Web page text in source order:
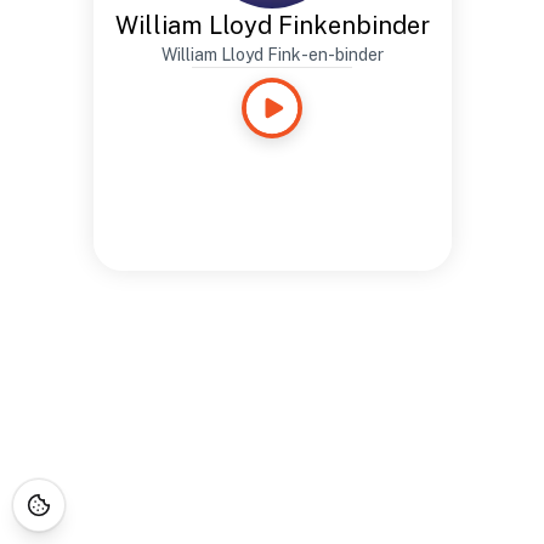
William Lloyd Finkenbinder
William Lloyd Fink-en-binder